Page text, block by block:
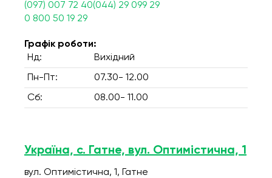
(097) 007 72 40(044) 29 099 29
0 800 50 19 29
Графік роботи:
Нд:
Вихідний
Пн-Пт: 07.30- 12.00
Сб: 08.00- 11.00
Україна, с. Гатне, вул. Оптимістична, 1
вул. Оптимістична, 1, Гатне